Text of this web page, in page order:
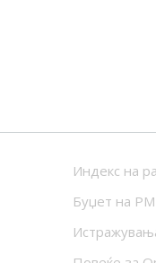
Индекс на
Буџет на РМ